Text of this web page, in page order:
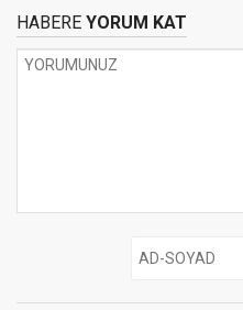
HABERE YORUM KAT